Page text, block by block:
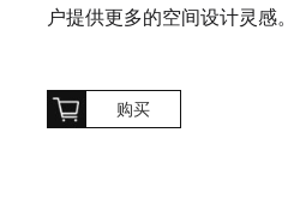
户提供更多的空间设计灵感。
购买